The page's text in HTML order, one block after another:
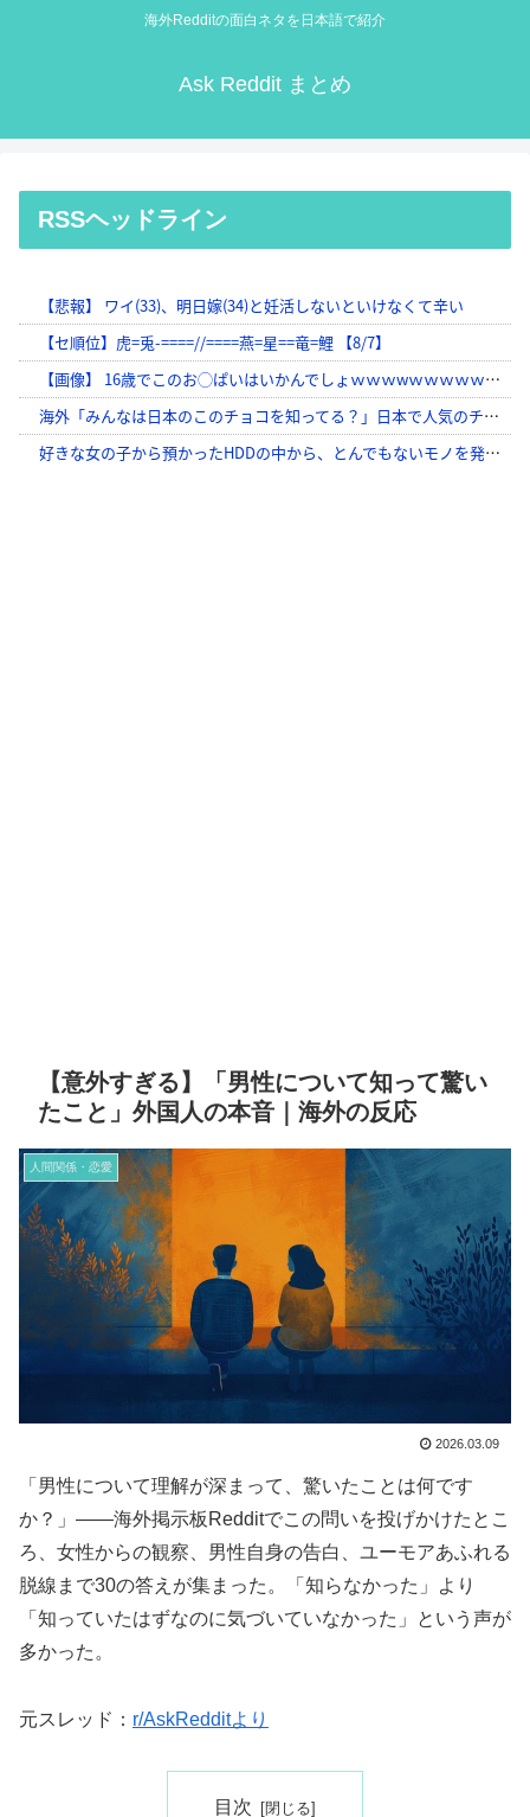
海外Redditの面白ネタを日本語で紹介
Ask Reddit まとめ
RSSヘッドライン
【意外すぎる】「男性について知って驚い
たこと」外国人の本音｜海外の反応
人間関係・恋愛
2026.03.09
「男性について理解が深まって、驚いたことは何です
か？」——海外掲示板Redditでこの問いを投げかけたとこ
ろ、女性からの観察、男性自身の告白、ユーモアあふれる
脱線まで30の答えが集まった。「知らなかった」より
「知っていたはずなのに気づいていなかった」という声が
多かった。
元スレッド： r/AskRedditより
目次